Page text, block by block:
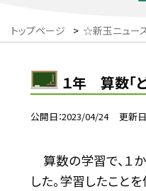
トップページ > ☆新玉ニュー
１年 算数「
公開日 2023/04/24 更新日
算数の学習で、１
した。学習したこと